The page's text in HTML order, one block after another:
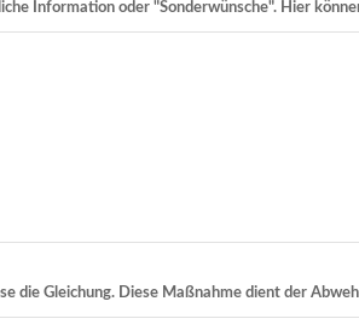
Information oder "Sonderwünsche". Hier
die Gleichung. Diese Maßnahme dient der